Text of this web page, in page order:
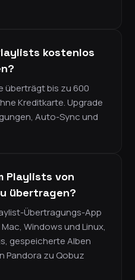
kostenlos
überträgt bis zu 600
Kreditkarte. Upgrade
Auto-Sync und
Playlists von
übertragen?
Übertragungs-App
Windows und Linux,
gespeicherte Alben
Pandora zu Qobuz